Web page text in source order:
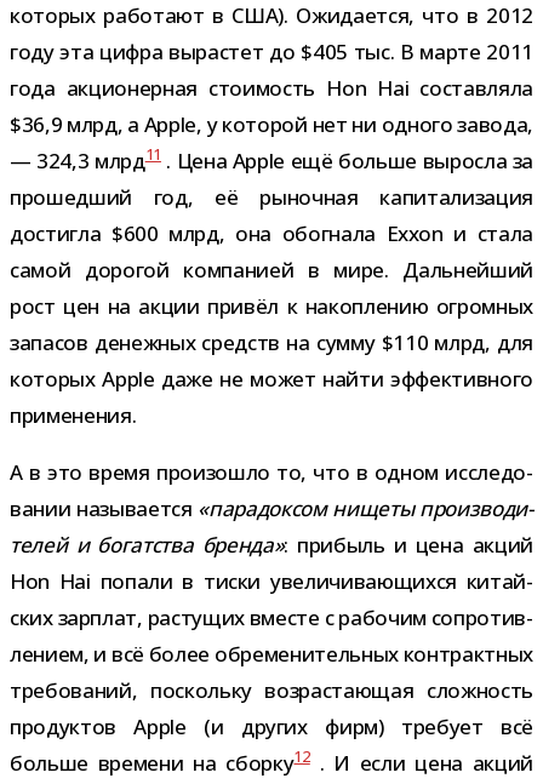
кото­рых рабо­тают в США). Ожидается, что в 2012
году эта цифра вырас­тет до $405 тыс. В марте 2011
года акци­о­нер­ная сто­и­мость Hon Hai состав­ляла
$36,9 млрд, а Apple, у кото­рой нет ни одного завода,
— 324,3 млрд11. Цена Apple ещё больше выросла за
про­шед­ший год, её рыноч­ная капи­та­ли­за­ция
достигла $600 млрд, она обо­гнала Exxon и стала
самой доро­гой ком­па­нией в мире. Дальнейший
рост цен на акции при­вёл к накоп­ле­нию огром­ных
запа­сов денеж­ных средств на сумму $110 млрд, для
кото­рых Apple даже не может найти эффек­тив­ного
применения.
А в это время про­изо­шло то, что в одном иссле­до­
ва­нии назы­ва­ется «пара­док­сом нищеты про­из­во­ди­
те­лей и богат­ства бренда»: при­быль и цена акций
Hon Hai попали в тиски уве­ли­чи­ва­ю­щихся китай­
ских зар­плат, рас­ту­щих вме­сте с рабо­чим сопро­тив­
ле­нием, и всё более обре­ме­ни­тель­ных кон­тракт­ных
тре­бо­ва­ний, поскольку воз­рас­та­ю­щая слож­ность
про­дук­тов Apple (и дру­гих фирм) тре­бует всё
больше вре­мени на сборку12. И если цена акций